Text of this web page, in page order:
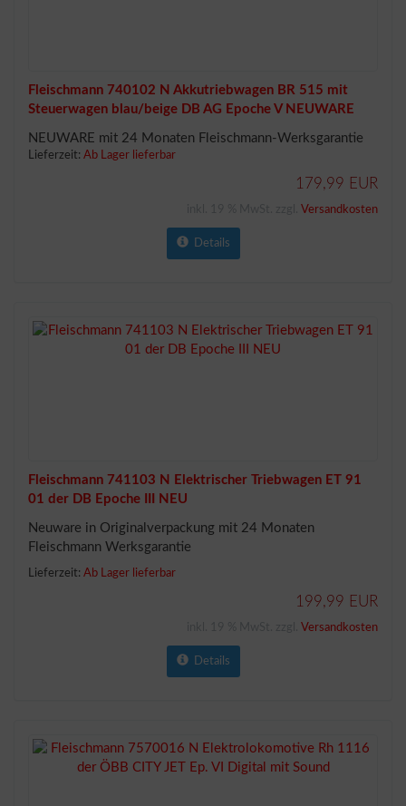
Fleischmann 740102 N Akkutriebwagen BR 515 mit
Steuerwagen blau/beige DB AG Epoche V NEUWARE
NEUWARE mit 24 Monaten Fleischmann-Werksgarantie
Lieferzeit: Ab Lager lieferbar
179,99 EUR
Versandkosten
Details
Fleischmann 741103 N Elektrischer Triebwagen ET 91
01 der DB Epoche III NEU
Neuware in Originalverpackung mit 24 Monaten
Fleischmann Werksgarantie
Lieferzeit: Ab Lager lieferbar
199,99 EUR
Versandkosten
Details